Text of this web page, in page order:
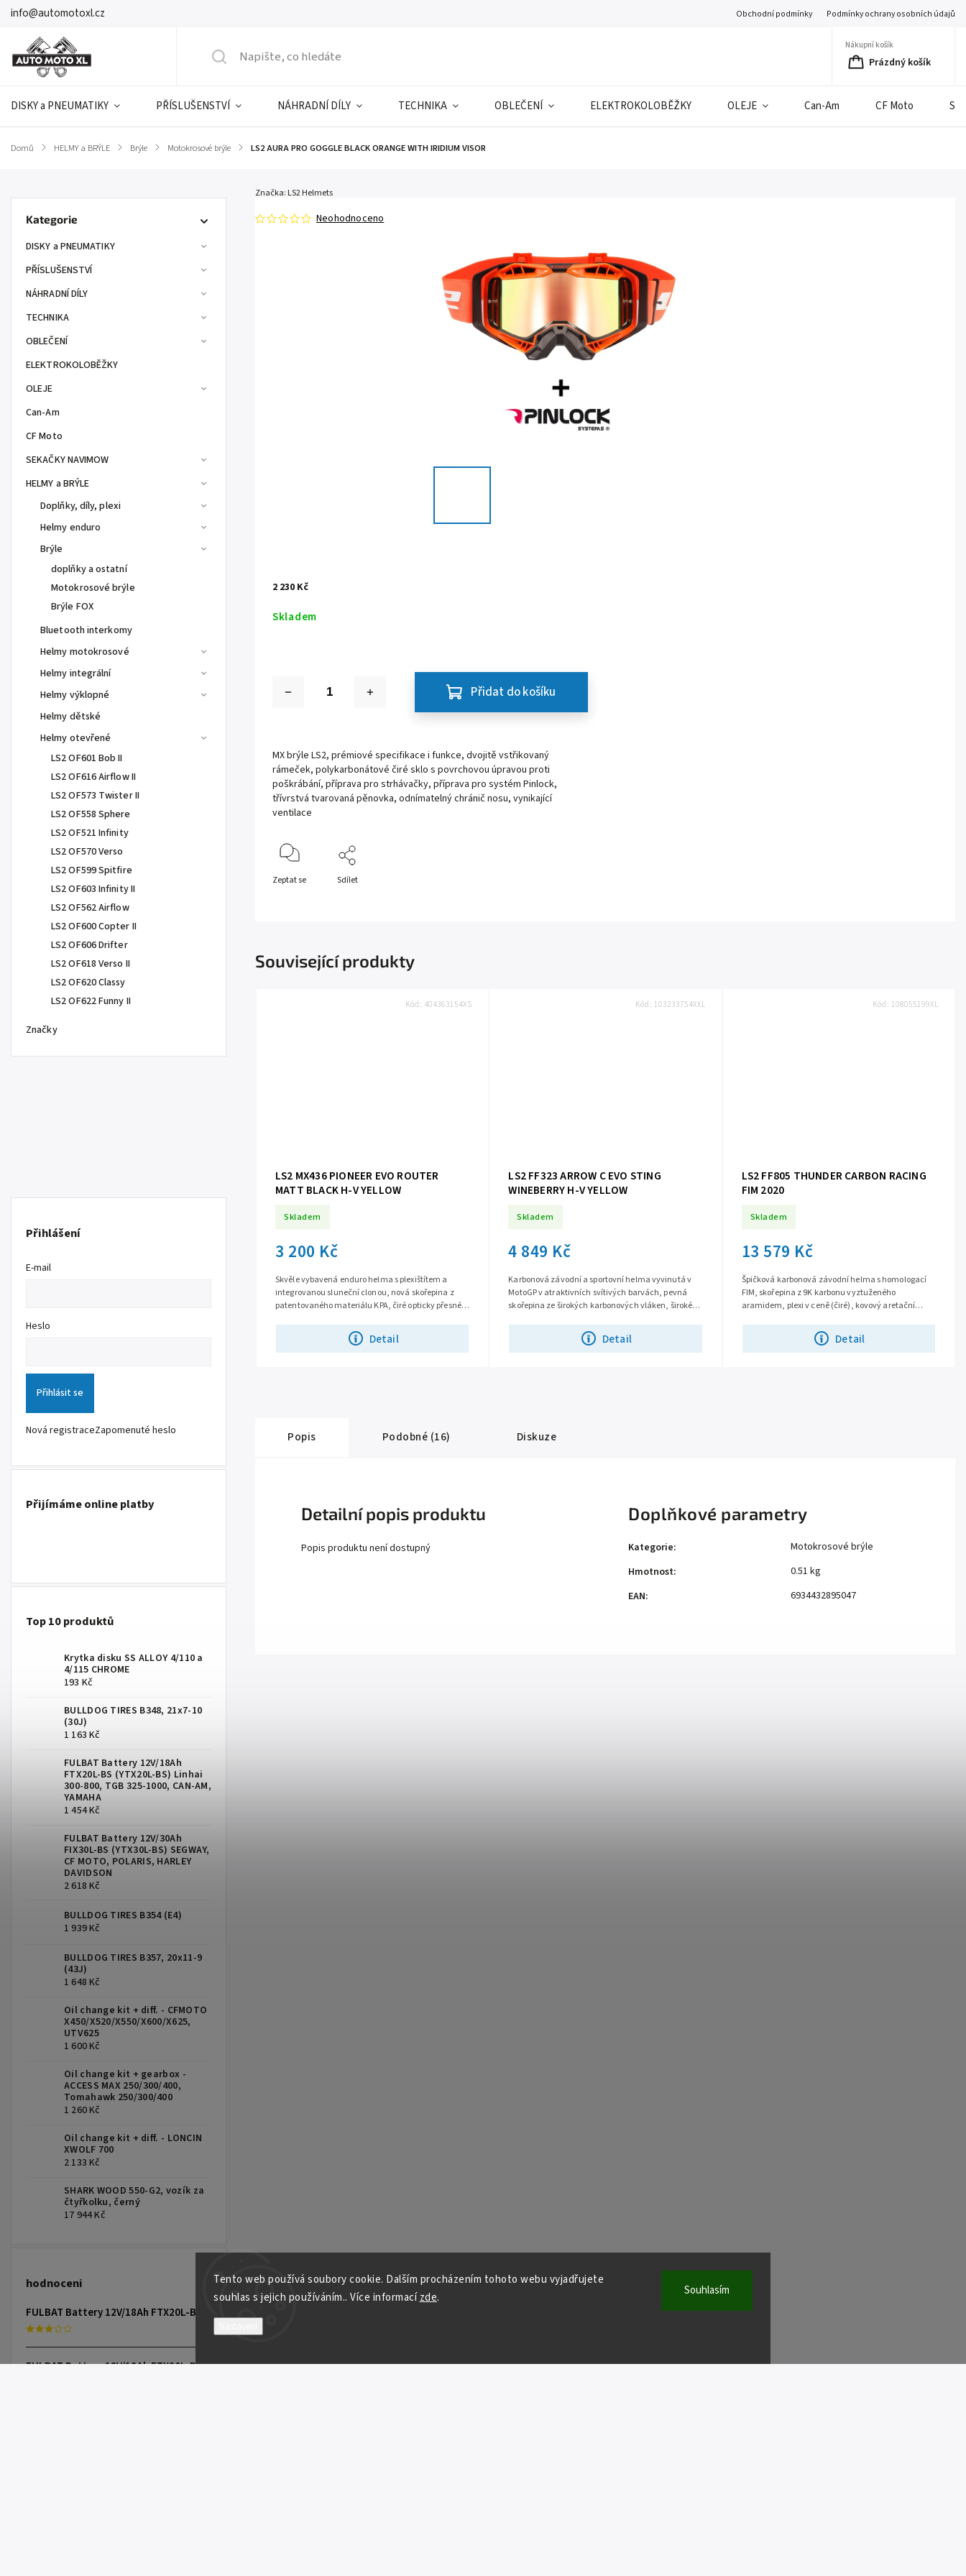
Tento web používá soubory cookie. Dalším procházením tohoto webu vyjadřujete
souhlas s jejich používáním.. Více informacízde. Souhlasím
info@automotoxl.cz Obchodní podmínky Podmínky ochrany osobních údajů
Nákupní košík
Prázdný košík
DISKY a PNEUMATIKY PŘÍSLUŠENSTVÍ NÁHRADNÍ DÍLY TECHNIKA OBLEČENÍ ELEKTROKOLOBĚŽKY OLEJE Can-Am CF Moto
Domů / HELMY a BRÝLE / Brýle / Motokrosové brýle / LS2 AURA PRO GOGGLE BLACK ORANGE WITH IRIDIUM VISOR
Kategorie
DISKY a PNEUMATIKY
PŘÍSLUŠENSTVÍ
NÁHRADNÍ DÍLY
TECHNIKA
OBLEČENÍ
ELEKTROKOLOBĚŽKY
OLEJE
Can-Am
CF Moto
SEKAČKY NAVIMOW
HELMY a BRÝLE
Doplňky, díly, plexi
Helmy enduro
Brýle
doplňky a ostatní
Motokrosové brýle
Brýle FOX
Bluetooth interkomy
Helmy motokrosové
Helmy integrální
Helmy výklopné
Helmy dětské
Helmy otevřené
LS2 OF601 Bob II
LS2 OF616 Airflow II
LS2 OF573 Twister II
LS2 OF558 Sphere
LS2 OF521 Infinity
LS2 OF570 Verso
LS2 OF599 Spitfire
LS2 OF603 Infinity II
LS2 OF562 Airflow
LS2 OF600 Copter II
LS2 OF606 Drifter
LS2 OF618 Verso II
LS2 OF620 Classy
LS2 OF622 Funny II
Značky
Přihlášení
E-mail
Heslo
Přihlásit se
Nová registraceZapomenuté heslo
Přijímáme online platby
Top 10 produktů
Krytka disku SS ALLOY 4/110 a
4/115 CHROME
193 Kč
BULLDOG TIRES B348, 21x7-10
(30J)
1 163 Kč
FULBAT Battery 12V/18Ah
FTX20L-BS (YTX20L-BS) Linhai
300-800, TGB 325-1000, CAN-AM,
YAMAHA
1 454 Kč
FULBAT Battery 12V/30Ah
FIX30L-BS (YTX30L-BS) SEGWAY,
CF MOTO, POLARIS, HARLEY
DAVIDSON
2 618 Kč
BULLDOG TIRES B354 (E4)
1 939 Kč
BULLDOG TIRES B357, 20x11-9
(43J)
1 648 Kč
Oil change kit + diff. - CFMOTO
X450/X520/X550/X600/X625,
UTV625
1 600 Kč
Oil change kit + gearbox -
ACCESS MAX 250/300/400,
Tomahawk 250/300/400
1 260 Kč
Oil change kit + diff. - LONCIN
XWOLF 700
2 133 Kč
SHARK WOOD 550-G2, vozík za
čtyřkolku, černý
17 944 Kč
hodnoceni
FULBAT Battery 12V/18Ah FTX20L-BS (YTX20L-BS) Linhai 300-800, TGB 325-1000, CAN-AM, YAMAHA
Neohodnoceno
Značka: LS2 Helmets
2 230 Kč
Skladem
Přidat do košíku
MX brýle LS2, prémiové specifikace i funkce, dvojitě vstřikovaný
rámeček, polykarbonátové čiré sklo s povrchovou úpravou proti
poškrábání, příprava pro strhávačky, příprava pro systém Pinlock,
třívrstvá tvarovaná pěnovka, odnímatelný chránič nosu, vynikající
ventilace
Zeptat se Sdílet
Související produkty
LS2 MX436 PIONEER EVO ROUTER
MATT BLACK H-V YELLOW
Skladem
3 200 Kč
Detail
Skvěle vybavená enduro helma s plexištítem a
integrovanou sluneční clonou, nová skořepina z
patentovaného materiálu KPA, čiré opticky přesné
Kód: 404363154XS
LS2 FF323 ARROW C EVO STING
WINEBERRY H-V YELLOW
Skladem
4 849 Kč
Detail
Karbonová závodní a sportovní helma vyvinutá v
MotoGP v atraktivních svítivých barvách, pevná
skořepina ze širokých karbonových vláken, široké
Kód: 103233754XXL
LS2 FF805 THUNDER CARBON RACING
FIM 2020
Skladem
13 579 Kč
Detail
Špičková karbonová závodní helma s homologací
FIM, skořepina z 9K karbonu vyztuženého
aramidem, plexi v ceně (čiré), kovový aretační
Kód: 108055199XL
Popis Podobné (16) Diskuze
Detailní popis produktu
Popis produktu není dostupný
Doplňkové parametry
Kategorie:
Motokrosové brýle
Hmotnost:
0.51 kg
EAN: 6934432895047